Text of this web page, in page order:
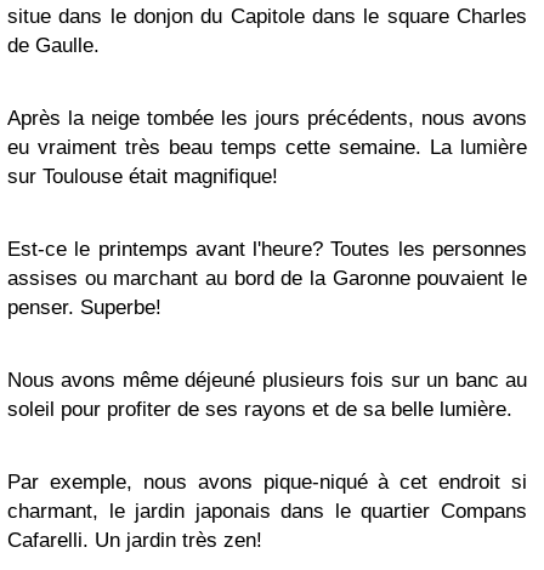
situe dans le donjon du Capitole dans le square Charles
de Gaulle.
Après la neige tombée les jours précédents, nous avons
eu vraiment très beau temps cette semaine. La lumière
sur Toulouse était magnifique!
Est-ce le printemps avant l'heure? Toutes les personnes
assises ou marchant au bord de la Garonne pouvaient le
penser. Superbe!
Nous avons même déjeuné plusieurs fois sur un banc au
soleil pour profiter de ses rayons et de sa belle lumière.
Par exemple, nous avons pique-niqué à cet endroit si
charmant, le jardin japonais dans le quartier Compans
Cafarelli. Un jardin très zen!